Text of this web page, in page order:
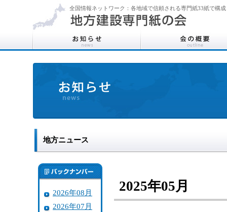
全国情報ネットワーク：各地域で信頼される専門紙33紙で構成
地方ニュース
2026年08月
2026年07月
2025年05月